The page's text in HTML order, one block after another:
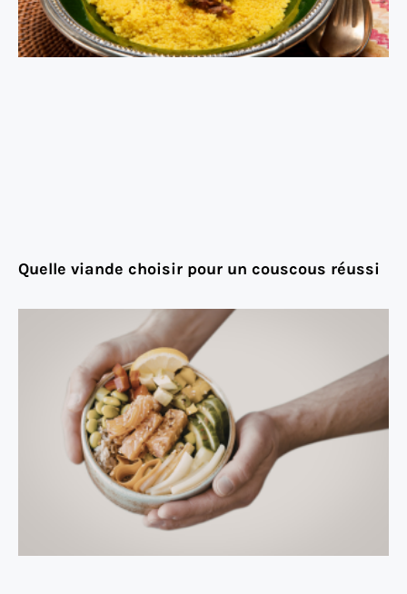
Quelle viande choisir pour un couscous réussi